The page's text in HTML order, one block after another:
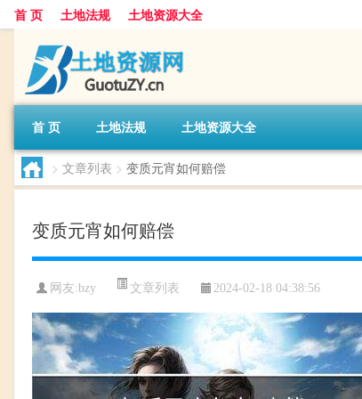
首 页 土地法规 土地资源大全
首 页 土地法规 土地资源大全
> 文章列表 > 变质元宵如何赔偿
变质元宵如何赔偿
网友:bzy 文章列表 2024-02-18 04:38:56